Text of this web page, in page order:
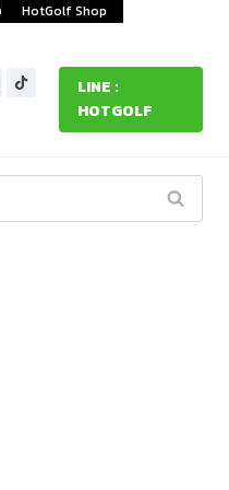
HotGolf Shop
LINE :
HOTGOLF